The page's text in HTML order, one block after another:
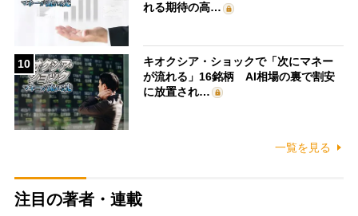
れる期待の高…
10
キオクシア・ショックで「次にマネー
が流れる」16銘柄 AI相場の裏で割安
に放置され…
一覧を見る
注目の著者・連載